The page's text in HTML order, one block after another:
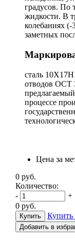
градусов. По
жидкости. В
колебаниях (-
заметных
сталь
отводов ОСТ
процессе
Цена за
0 руб.
Количество:
-
+
0 руб.
Купить
Добавить в